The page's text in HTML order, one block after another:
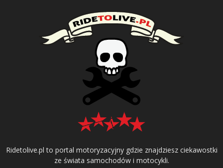
Ridetolive.pl to portal motoryzacyjny gdzie znajdziesz ciekawostki
ze świata samochodów i motocykli.